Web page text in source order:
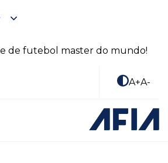
de futebol master do mundo!
A+A-